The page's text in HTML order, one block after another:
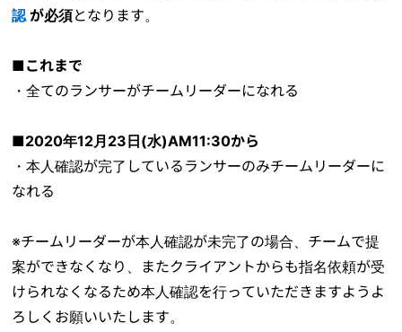
認 が必須となります。
■これまで
・全てのランサーがチームリーダーになれる
■2020年12月23日(水)AM11:30から
・本人確認が完了しているランサーのみチームリーダーに
なれる
※チームリーダーが本人確認が未完了の場合、チームで提
案ができなくなり、またクライアントからも指名依頼が受
けられなくなるため本人確認を行っていただきますようよ
ろしくお願いいたします。